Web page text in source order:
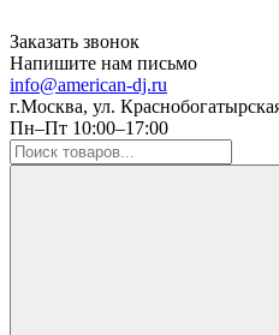
Заказать звонок
Напишите нам письмо
info@american-dj.ru
г.Москва, ул.
Пн–Пт 10:00–17:00